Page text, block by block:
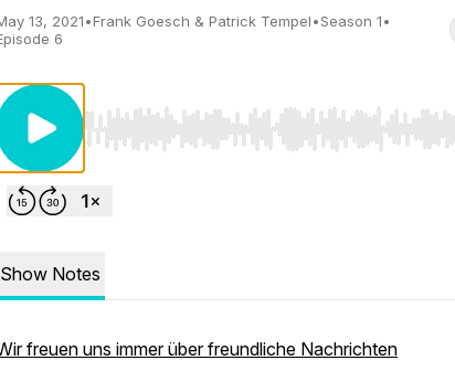
13, 2021•Frank Goesch & Patrick Tempel•Season 1•
6
Use Left/Right to seek, Home/End to jump to
Show Notes
freuen uns immer über freundliche Nachrichten